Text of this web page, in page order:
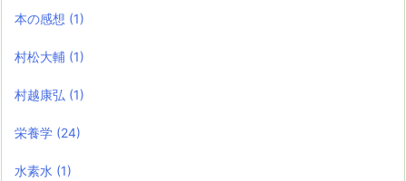
本の感想 (1)
村松大輔 (1)
村越康弘 (1)
栄養学 (24)
水素水 (1)